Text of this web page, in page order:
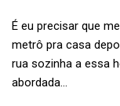
É eu precisar que
metrô pra casa
rua sozinha a essa
abordada…